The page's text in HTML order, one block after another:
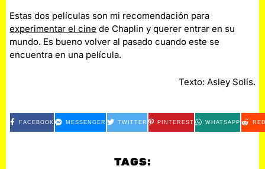
Estas dos películas son mi recomendación para
experimentar el cine de Chaplin y querer entrar en su
mundo. Es bueno volver al pasado cuando este se
encuentra en una película.
Texto: Asley Solís.
FACEBOOK MESSENGER TWITTER PINTEREST WHATSAPP
TAGS: